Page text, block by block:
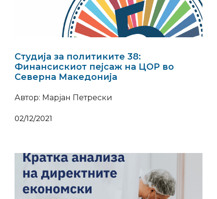
Студија за политиките 38:
Финансискиот пејсаж на ЦОР во
Северна Македонија
Автор: Марјан Петрески
02/12/2021